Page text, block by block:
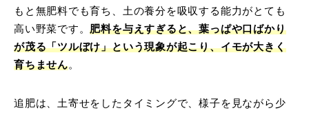
もと無肥料でも育ち、土の養分を吸収する能力がとても
高い野菜です。肥料を与えすぎると、葉っぱや口ばかり
が茂る「ツルぼけ」という現象が起こり、イモが大きく
育ちません。
追肥は、土寄せをしたタイミングで、様子を見ながら少